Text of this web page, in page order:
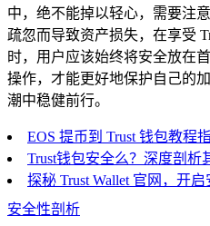
中，绝不能掉以轻心，需要注
疏忽而导致资产损失，在享受
时，用户应该始终将安全放在
操作，才能更好地保护自己的
潮中稳健前行。
EOS 提币到 Trust 钱包教程
Trust钱包安全么？深度剖析
探秘 Trust Wallet 官网，开
安全性剖析